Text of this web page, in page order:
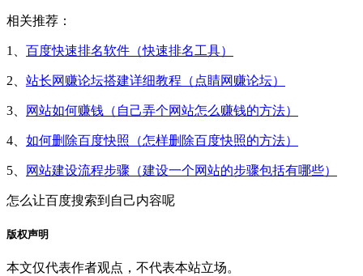
相关推荐：
1、 百度快速排名软件（快速排名工具）
2、 站长网赚论坛搭建详细教程（点睛网赚论坛）
3、 网站如何赚钱（自己弄个网站怎么赚钱的方法）
4、 如何删除百度快照（怎样删除百度快照的方法）
5、 网站建设流程步骤（建设一个网站的步骤包括有哪些）
怎么让百度搜索到自己内容呢
版权声明
本文仅代表作者观点，不代表本站立场。